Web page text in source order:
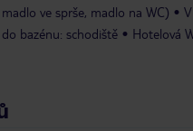
madlo ve sprše, madlo na WC)
do bazénu: schodiště
Hotelová